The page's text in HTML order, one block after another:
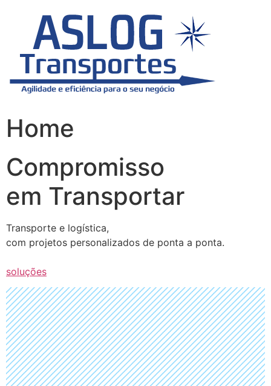
Home
Compromisso
em Transportar
Transporte e logística,
com projetos personalizados de ponta a ponta.
soluções